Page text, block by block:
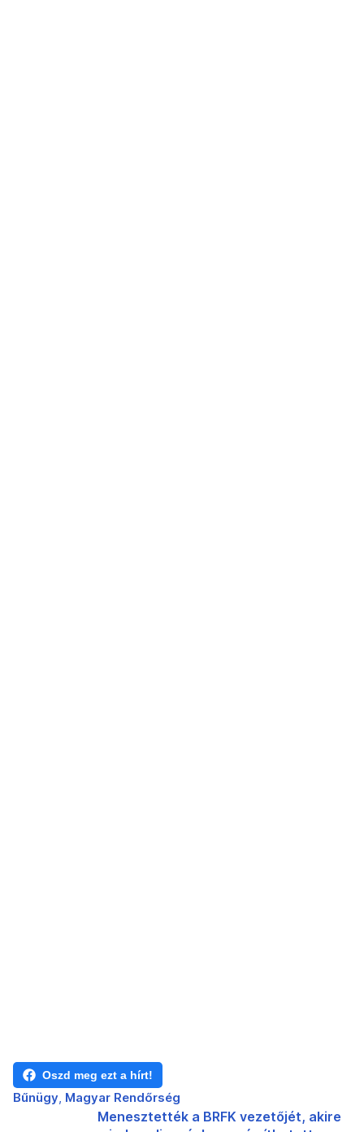
Oszd meg ezt a hírt!
Bűnügy Magyar Rendőrség
Menesztették a BRFK vezetőjét, akire